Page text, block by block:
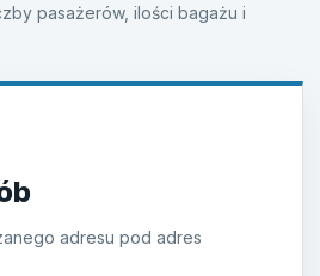
pasażerów, ilości bagażu i
adresu pod adres